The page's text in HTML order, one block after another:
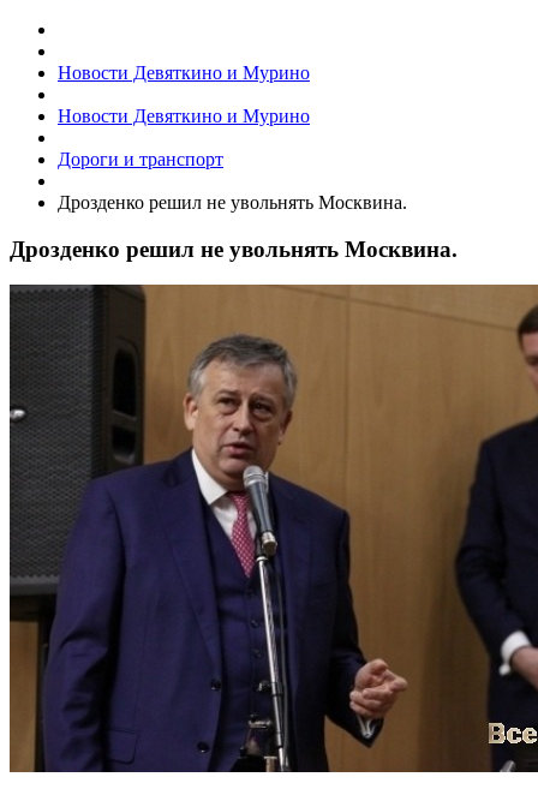
Новости Девяткино и Мурино
Новости Девяткино и Мурино
Дороги и транспорт
Дрозденко решил не увольнять Москвина.
Дрозденко решил не увольнять Москвина.